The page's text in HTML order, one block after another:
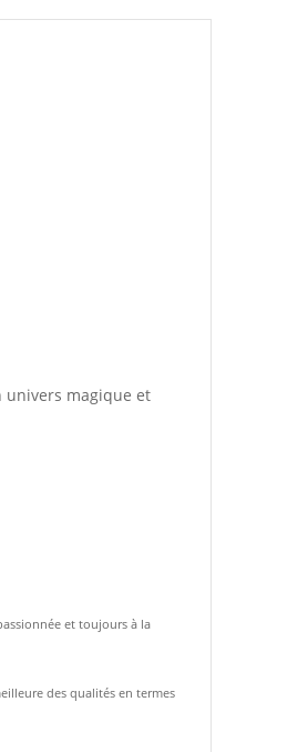
univers magique et
et toujours à la
des qualités en termes